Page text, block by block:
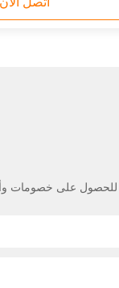
للحصول على خصومات